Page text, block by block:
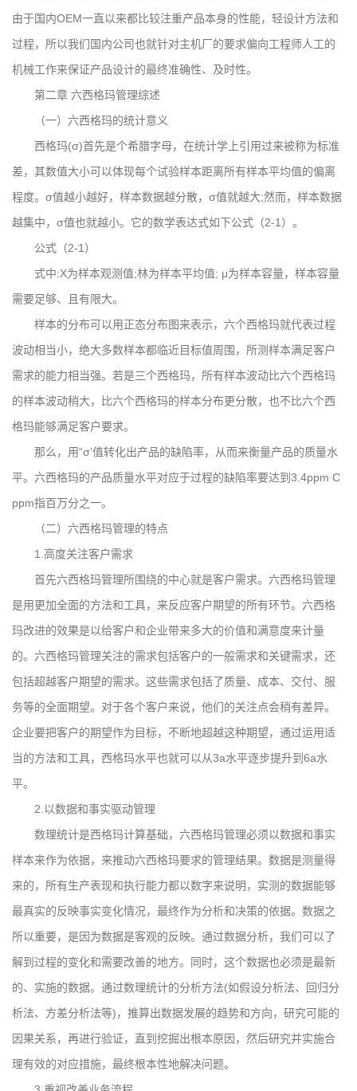
由于国内OEM一直以来都比较注重产品本身的性能，轻设计方法和
过程，所以我们国内公司也就针对主机厂的要求偏向工程师人工的
机械工作来保证产品设计的最终准确性、及时性。
第二章 六西格玛管理综述
（一）六西格玛的统计意义
西格玛(σ)首先是个希腊字母，在统计学上引用过来被称为标准
差，其数值大小可以体现每个试验样本距离所有样本平均值的偏离
程度。σ值越小越好，样本数据越分散，σ值就越大;然而，样本数据
越集中，σ值也就越小。它的数学表达式如下公式（2-1）。
公式（2-1）
式中:X为样本观测值;林为样本平均值; μ为样本容量，样本容量
需要足够、且有限大。
样本的分布可以用正态分布图来表示，六个西格玛就代表过程
波动相当小，绝大多数样本都临近目标值周围，所测样本满足客户
需求的能力相当强。若是三个西格玛，所有样本波动比六个西格玛
的样本波动稍大，比六个西格玛的样本分布更分散，也不比六个西
格玛能够满足客户要求。
那么，用“σ’值转化出产品的缺陷率，从而来衡量产品的质量水
平。六西格玛的产品质量水平对应于过程的缺陷率要达到3.4ppm C
ppm指百万分之一。
（二）六西格玛管理的特点
1.高度关注客户需求
首先六西格玛管理所围绕的中心就是客户需求。六西格玛管理
是用更加全面的方法和工具，来反应客户期望的所有环节。六西格
玛改进的效果是以给客户和企业带来多大的价值和满意度来计量
的。六西格玛管理关注的需求包括客户的一般需求和关键需求，还
包括超越客户期望的需求。这些需求包括了质量、成本、交付、服
务等的全面期望。对于各个客户来说，他们的关注点会稍有差异。
企业要把客户的期望作为目标，不断地超越这种期望，通过运用适
当的方法和工具，西格玛水平也就可以从3a水平逐步提升到6a水
平。
2.以数据和事实驱动管理
数理统计是西格玛计算基础，六西格玛管理必须以数据和事实
样本来作为依据，来推动六西格玛要求的管理结果。数据是测量得
来的，所有生产表现和执行能力都以数字来说明，实测的数据能够
最真实的反映事实变化情况，最终作为分析和决策的依据。数据之
所以重要，是因为数据是客观的反映。通过数据分析，我们可以了
解到过程的变化和需要改善的地方。同时，这个数据也必须是最新
的、实施的数据。通过数理统计的分析方法(如假设分析法、回归分
析法、方差分析法等)，推算出数据发展的趋势和方向，研究可能的
因果关系，再进行验证，直到挖掘出根本原因，然后研究并实施合
理有效的对应措施，最终根本性地解决问题。